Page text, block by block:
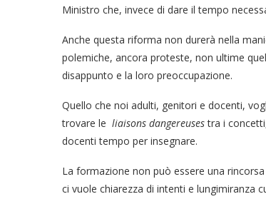
Ministro che, invece di dare il tempo
Anche questa riforma non durerà nella
polemiche, ancora proteste, non ultime
disappunto e la loro preoccupazione.
Quello che noi adulti, genitori e docenti,
trovare le liaisons dangereusestra i
docenti tempo per insegnare.
La formazione non può essere una
ci vuole chiarezza di intenti e lungimiranza